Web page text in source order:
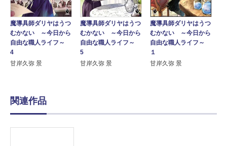
魔導具師ダリヤはうつ
むかない ～今日から
自由な職人ライフ～
4
甘岸久弥 景
魔導具師ダリヤはうつ
むかない ～今日から
自由な職人ライフ～
5
甘岸久弥 景
魔導具師ダリヤはうつ
むかない ～今日から
自由な職人ライフ～
１
甘岸久弥 景
関連作品